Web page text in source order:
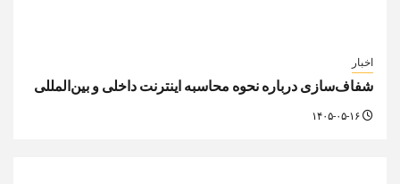
اخبار
شفاف‌سازی درباره نحوه محاسبه اینترنت داخلی و بین‌المللی